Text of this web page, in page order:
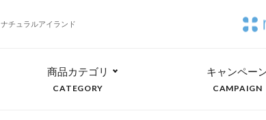
ナチュラルアイランド
商品カテゴリ
CATEGORY
キャンペー
CAMPAIGN